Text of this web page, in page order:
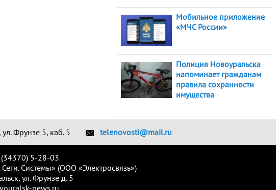
Мобильное приложение
«МЧС России»
Полиция Новоуральска
напоминает гражданам
правила сохранности
имущества
Фрунзе 5, каб. 5 telenovosti@mail.ru
(34370) 5-28-03
Системы» (ООО «Электросвязь»)
ул. Фрунзе д. 5